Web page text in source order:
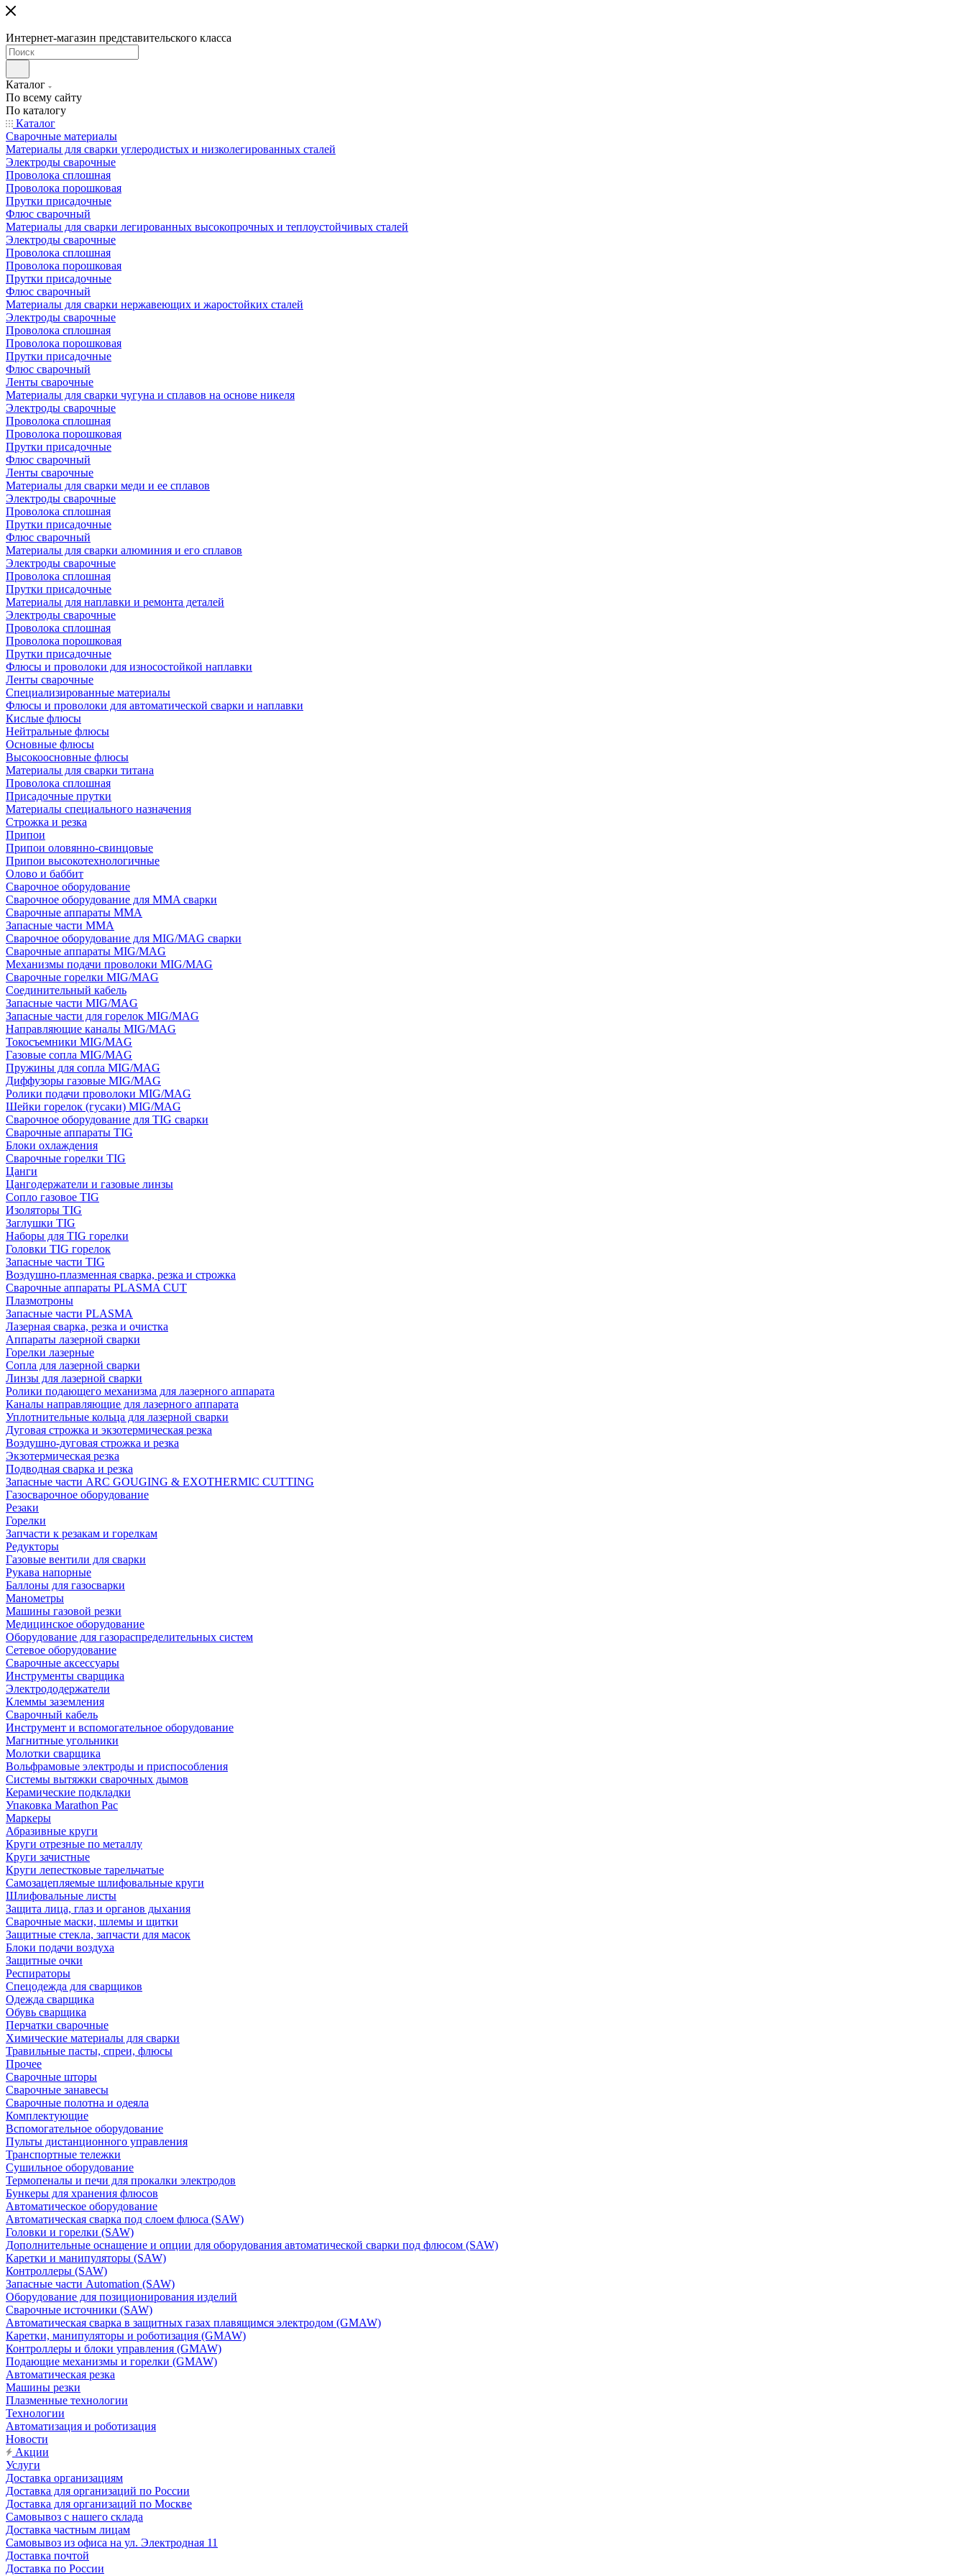
Интернет-магазин представительского класса
Каталог
По всему сайту
По каталогу
Каталог
Сварочные материалы
Материалы для сварки углеродистых и низколегированных сталей
Электроды сварочные
Проволока сплошная
Проволока порошковая
Прутки присадочные
Флюс сварочный
Материалы для сварки легированных высокопрочных и теплоустойчивых сталей
Электроды сварочные
Проволока сплошная
Проволока порошковая
Прутки присадочные
Флюс сварочный
Материалы для сварки нержавеющих и жаростойких сталей
Электроды сварочные
Проволока сплошная
Проволока порошковая
Прутки присадочные
Флюс сварочный
Ленты сварочные
Материалы для сварки чугуна и сплавов на основе никеля
Электроды сварочные
Проволока сплошная
Проволока порошковая
Прутки присадочные
Флюс сварочный
Ленты сварочные
Материалы для сварки меди и ее сплавов
Электроды сварочные
Проволока сплошная
Прутки присадочные
Флюс сварочный
Материалы для сварки алюминия и его сплавов
Электроды сварочные
Проволока сплошная
Прутки присадочные
Материалы для наплавки и ремонта деталей
Электроды сварочные
Проволока сплошная
Проволока порошковая
Прутки присадочные
Флюсы и проволоки для износостойкой наплавки
Ленты сварочные
Специализированные материалы
Флюсы и проволоки для автоматической сварки и наплавки
Кислые флюсы
Нейтральные флюсы
Основные флюсы
Высокоосновные флюсы
Материалы для сварки титана
Проволока сплошная
Присадочные прутки
Материалы специального назначения
Строжка и резка
Припои
Припои оловянно-свинцовые
Припои высокотехнологичные
Олово и баббит
Сварочное оборудование
Сварочное оборудование для MMA сварки
Сварочные аппараты MMA
Запасные части MMA
Сварочное оборудование для MIG/MAG сварки
Сварочные аппараты MIG/MAG
Механизмы подачи проволоки MIG/MAG
Сварочные горелки MIG/MAG
Соединительный кабель
Запасные части MIG/MAG
Запасные части для горелок MIG/MAG
Направляющие каналы MIG/MAG
Токосъемники MIG/MAG
Газовые сопла MIG/MAG
Пружины для сопла MIG/MAG
Диффузоры газовые MIG/MAG
Ролики подачи проволоки MIG/MAG
Шейки горелок (гусаки) MIG/MAG
Сварочное оборудование для TIG сварки
Сварочные аппараты TIG
Блоки охлаждения
Сварочные горелки TIG
Цанги
Цангодержатели и газовые линзы
Сопло газовое TIG
Изоляторы TIG
Заглушки TIG
Наборы для TIG горелки
Головки TIG горелок
Запасные части TIG
Воздушно-плазменная сварка, резка и строжка
Сварочные аппараты PLASMA CUT
Плазмотроны
Запасные части PLASMA
Лазерная сварка, резка и очистка
Аппараты лазерной сварки
Горелки лазерные
Сопла для лазерной сварки
Линзы для лазерной сварки
Ролики подающего механизма для лазерного аппарата
Каналы направляющие для лазерного аппарата
Уплотнительные кольца для лазерной сварки
Дуговая строжка и экзотермическая резка
Воздушно-дуговая строжка и резка
Экзотермическая резка
Подводная сварка и резка
Запасные части ARC GOUGING & EXOTHERMIC CUTTING
Газосварочное оборудование
Резаки
Горелки
Запчасти к резакам и горелкам
Редукторы
Газовые вентили для сварки
Рукава напорные
Баллоны для газосварки
Манометры
Машины газовой резки
Медицинское оборудование
Оборудование для газораспределительных систем
Сетевое оборудование
Сварочные аксессуары
Инструменты сварщика
Электрододержатели
Клеммы заземления
Сварочный кабель
Инструмент и вспомогательное оборудование
Магнитные угольники
Молотки сварщика
Вольфрамовые электроды и приспособления
Системы вытяжки сварочных дымов
Керамические подкладки
Упаковка Marathon Pac
Маркеры
Абразивные круги
Круги отрезные по металлу
Круги зачистные
Круги лепестковые тарельчатые
Самозацепляемые шлифовальные круги
Шлифовальные листы
Защита лица, глаз и органов дыхания
Сварочные маски, шлемы и щитки
Защитные стекла, запчасти для масок
Блоки подачи воздуха
Защитные очки
Респираторы
Спецодежда для сварщиков
Одежда сварщика
Обувь сварщика
Перчатки сварочные
Химические материалы для сварки
Травильные пасты, спреи, флюсы
Прочее
Сварочные шторы
Сварочные занавесы
Сварочные полотна и одеяла
Комплектующие
Вспомогательное оборудование
Пульты дистанционного управления
Транспортные тележки
Сушильное оборудование
Термопеналы и печи для прокалки электродов
Бункеры для хранения флюсов
Автоматическое оборудование
Автоматическая сварка под слоем флюса (SAW)
Головки и горелки (SAW)
Дополнительные оснащение и опции для оборудования автоматической сварки под флюсом (SAW)
Каретки и манипуляторы (SAW)
Контроллеры (SAW)
Запасные части Automation (SAW)
Оборудование для позиционирования изделий
Сварочные источники (SAW)
Автоматическая сварка в защитных газах плавящимся электродом (GMAW)
Каретки, манипуляторы и роботизация (GMAW)
Контроллеры и блоки управления (GMAW)
Подающие механизмы и горелки (GMAW)
Автоматическая резка
Машины резки
Плазменные технологии
Технологии
Автоматизация и роботизация
Новости
Акции
Услуги
Доставка организациям
Доставка для организаций по России
Доставка для организаций по Москве
Самовывоз с нашего склада
Доставка частным лицам
Самовывоз из офиса на ул. Электродная 11
Доставка почтой
Доставка по России